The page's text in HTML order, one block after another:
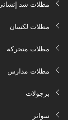
مظلات شد
مظلات لكسان
مظلات متحركة
مظلات مدارس
برجولات
سواتر